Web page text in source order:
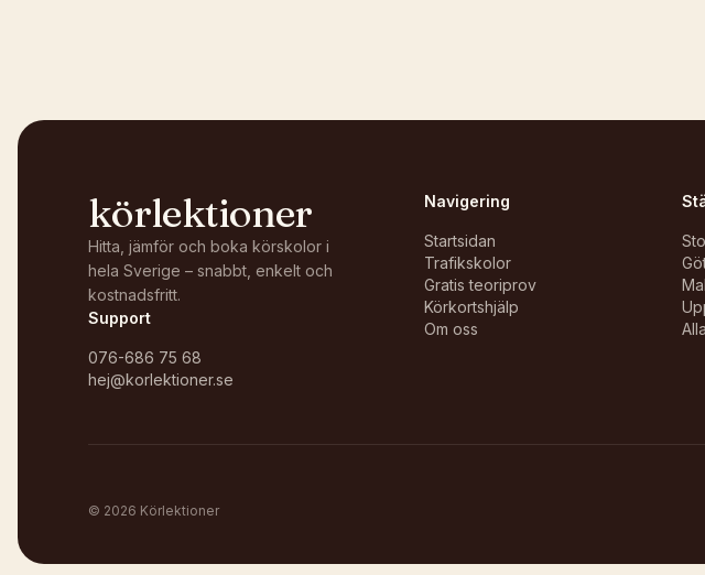
körlektioner
Hitta, jämför och boka körskolor i
hela Sverige – snabbt, enkelt och
kostnadsfritt.
Support
076-686 75 68
hej@korlektioner.se
Navigering
Startsidan
Trafikskolor
Gratis teoriprov
Körkortshjälp
Om oss
© 2026 Körlektioner